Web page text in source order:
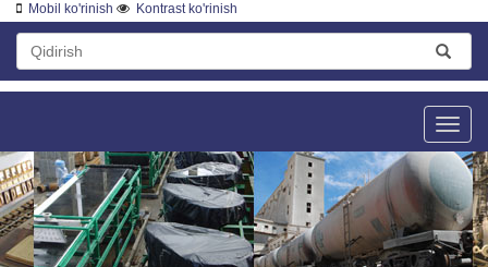
Mobil ko'rinish Kontrast ko'rinish
Toggle